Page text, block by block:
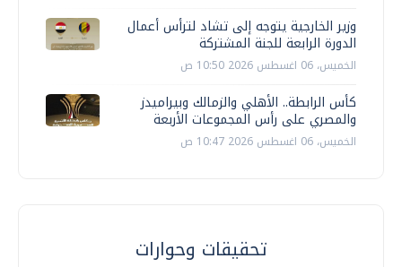
وزير الخارجية يتوجه إلى تشاد لترأس أعمال
الدورة الرابعة للجنة المشتركة
الخميس، 06 اغسطس 2026 10:50 ص
كأس الرابطة.. الأهلي والزمالك وبيراميدز
والمصري على رأس المجموعات الأربعة
الخميس، 06 اغسطس 2026 10:47 ص
تحقيقات وحوارات